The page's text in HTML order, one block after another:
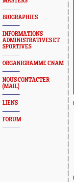
BIOGRAPHIES
INFORMATIONS
ADMINISTRATIVES ET
SPORTIVES
ORGANIGRAMME CNAM
NOUS CONTACTER
(MAIL)
LIENS
FORUM